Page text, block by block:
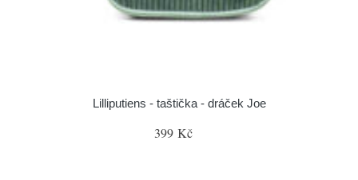
Lilliputiens - taštička - dráček Joe
399 Kč